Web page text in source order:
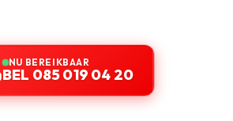
NU BEREIKBAAR
BEL 085 019 04 20